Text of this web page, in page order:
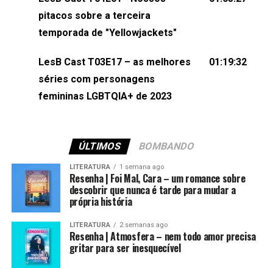
(⁠⁠⁠⁠@brunarfentanes⁠⁠⁠⁠) e Pollyelly FlorêncioEdição de
Naiady Machado
pitacos sobre a terceira
temporada de "Yellowjackets"
LesB Cast T03E17 – as melhores
séries com personagens
femininas LGBTQIA+ de 2023
01:19:32
ÚLTIMOS BOMBANDO
LITERATURA 1 semana ago
Resenha | Foi Mal, Cara – um romance sobre
descobrir que nunca é tarde para mudar a
própria história
LITERATURA 2 semanas ago
Resenha | Atmosfera – nem todo amor precisa
gritar para ser inesquecível